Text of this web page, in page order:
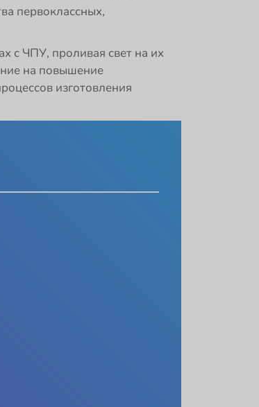
первоклассных,
с ЧПУ, проливая свет на их
на повышение
изготовления